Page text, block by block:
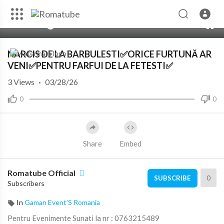
NARCIS DE LA BARBULESTI✅ORICE FURTUNĂ AR
VENI✅PENTRU FARFUI DE LA FETESTI✅
0 0
3Views · 03/28/26
Share Embed
Romatube Official
Subscribers
SUBSCRIBE 0
In Gaman Event’S Romania
Pentru Evenimente Sunati la nr : 0763215489